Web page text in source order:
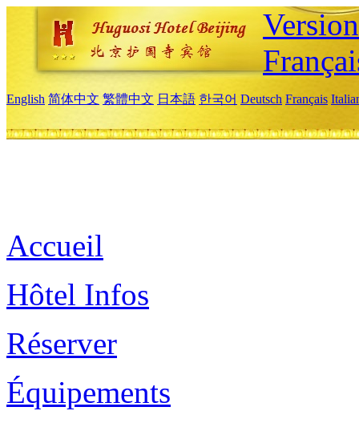
English 简体中文 繁體中文 日本語 한국어 Deutsch Français
Accueil
Hôtel Infos
Réserver
Équipements